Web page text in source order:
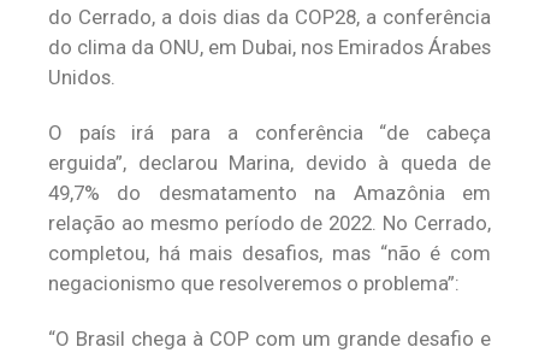
do Cerrado, a dois dias da COP28, a conferência
do clima da ONU, em Dubai, nos Emirados Árabes
Unidos.
O país irá para a conferência “de cabeça
erguida”, declarou Marina, devido à queda de
49,7% do desmatamento na Amazônia em
relação ao mesmo período de 2022. No Cerrado,
completou, há mais desafios, mas “não é com
negacionismo que resolveremos o problema”:
“O Brasil chega à COP com um grande desafio e